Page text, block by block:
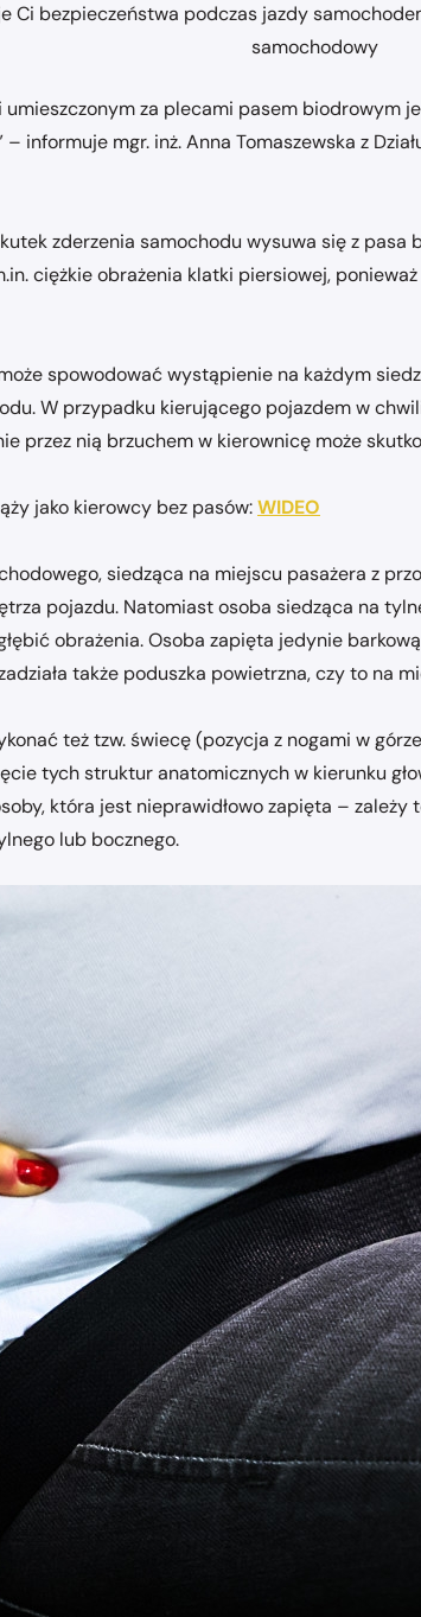
Ci bezpieczeństwa podczas jazdy
samochodowy
za plecami pasem biodrowym
informuje mgr. inż. Anna Tomaszewska z
zderzenia samochodu wysuwa się z
ciężkie obrażenia klatki piersiowej,
spowodować wystąpienie na każdym
W przypadku kierującego pojazdem w
przez nią brzuchem w kierownicę może
jako kierowcy bez pasów:WIDEO
siedząca na miejscu pasażera z
pojazdu. Natomiast osoba siedząca na
obrażenia. Osoba zapięta jedynie
także poduszka powietrzna, czy to na
też tzw. świecę (pozycja z nogami w
tych struktur anatomicznych w kierunku
która jest nieprawidłowo zapięta –
lub bocznego.